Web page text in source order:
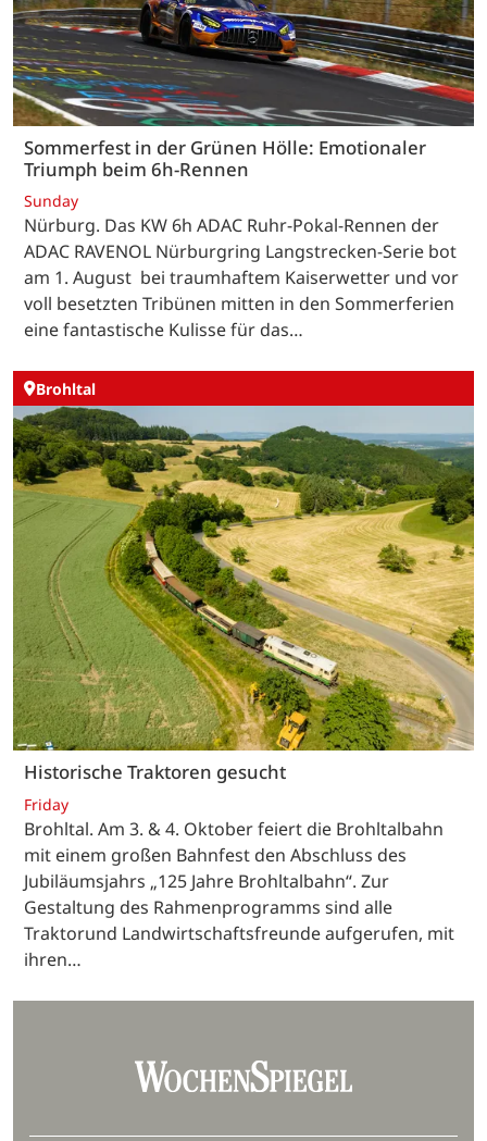
Sommerfest in der Grünen Hölle: Emotionaler
Triumph beim 6h-Rennen
Sunday
Nürburg. Das KW 6h ADAC Ruhr-Pokal-Rennen der
ADAC RAVENOL Nürburgring Langstrecken-Serie bot
am 1. August bei traumhaftem Kaiserwetter und vor
voll besetzten Tribünen mitten in den Sommerferien
eine fantastische Kulisse für das…
Brohltal
Historische Traktoren gesucht
Friday
Brohltal. Am 3. & 4. Oktober feiert die Brohltalbahn
mit einem großen Bahnfest den Abschluss des
Jubiläumsjahrs „125 Jahre Brohltalbahn“. Zur
Gestaltung des Rahmenprogramms sind alle
Traktorund Landwirtschaftsfreunde aufgerufen, mit
ihren…